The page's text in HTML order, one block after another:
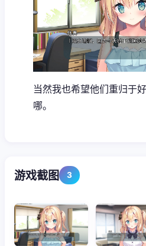
当然我也希望他们重归于
哪。
游戏截图 3